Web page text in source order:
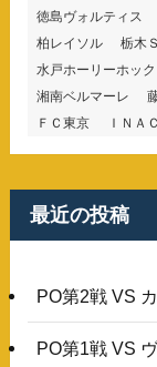
徳島ヴォルティス
柏レイソル
栃木
水戸ホーリーホック
湘南ベルマーレ
ＦＣ東京
ＩＮＡ
最近の投稿
PO第2戦 VS
PO第1戦 VS